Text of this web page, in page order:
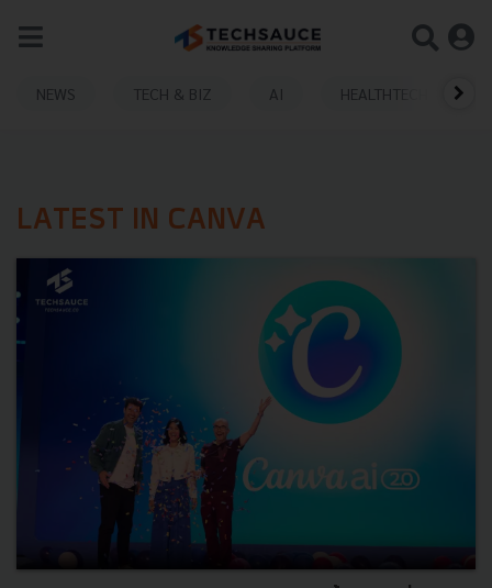
NEWS TECH & BIZ AI HEALTHTECH
LATEST IN CANVA